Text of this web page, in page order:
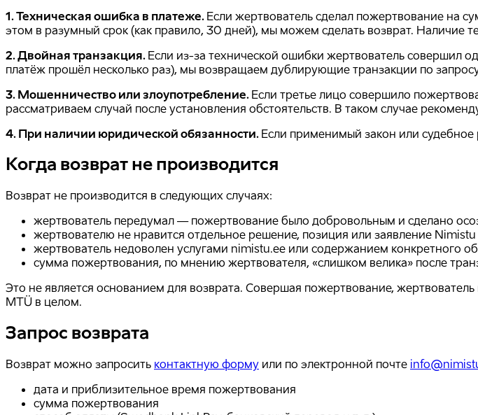
1. Техническая ошибка в платеже. Если жертвователь сделал пожертвование на
этом в разумный срок (как правило, 30 дней), мы можем сделать возврат. Наличие
2. Двойная транзакция. Если из-за технической ошибки жертвователь совершил
платёж прошёл несколько раз), мы возвращаем дублирующие транзакции по
3. Мошенничество или злоупотребление. Если третье лицо совершило
рассматриваем случай после установления обстоятельств. В таком случае
4. При наличии юридической обязанности. Если применимый закон или судебное
Когда возврат не производится
Возврат не производится в следующих случаях:
жертвователь передумал — пожертвование было добровольным и сделано
жертвователю не нравится отдельное решение, позиция или заявление
жертвователь недоволен услугами nimistu.ee или содержанием конкретного
сумма пожертвования, по мнению жертвователя, «слишком велика» после
Это не является основанием для возврата. Совершая пожертвование,
MTÜ в целом.
Запрос возврата
Возврат можно запросить контактную форму или по электронной почте
дата и приблизительное время пожертвования
сумма пожертвования